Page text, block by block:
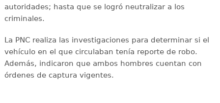
autoridades; hasta que se logró neutralizar a los
criminales.
La PNC realiza las investigaciones para determinar si el
vehículo en el que circulaban tenía reporte de robo.
Además, indicaron que ambos hombres cuentan con
órdenes de captura vigentes.